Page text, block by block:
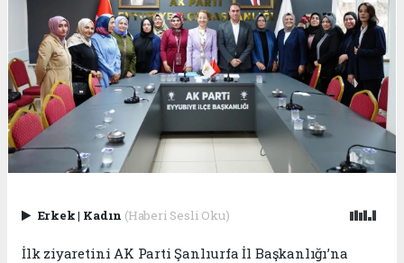
Erkek| Kadın (Haberi Sesli Oku)
İlk ziyaretini AK Parti Şanlıurfa İl Başkanlığı’na